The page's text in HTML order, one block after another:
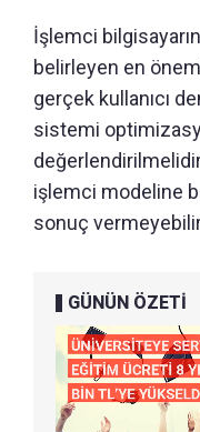
İşlemci
belirleyen en
gerçek kullanıcı
sistemi
işlemci modeline
sonuç
GÜNÜN ÖZETİ